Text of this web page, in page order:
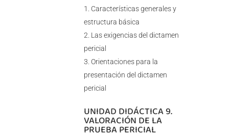
Características generales y
estructura básica
Las exigencias del dictamen
pericial
Orientaciones para la
presentación del dictamen
pericial
UNIDAD DIDÁCTICA 9.
VALORACIÓN DE LA
PRUEBA PERICIAL